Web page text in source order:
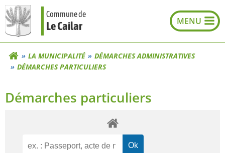
Aller
au
contenu
Commune de
Le Cailar
LA MUNICIPALITÉ
DÉMARCHES ADMINISTRATIVES
DÉMARCHES PARTICULIERS
Démarches particuliers